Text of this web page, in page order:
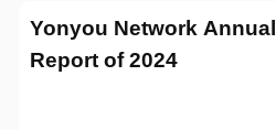
Yonyou Network Annual
Report of 2024